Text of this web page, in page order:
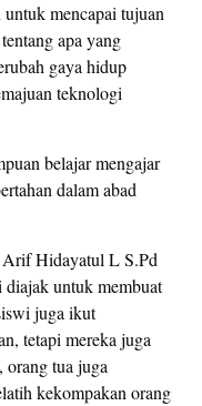
mencapai tujuan
apa yang
gaya hidup
teknologi
belajar mengajar
dalam abad
Arif Hidayatul L S.Pd
diajak untuk membuat
juga ikut
tetapi mereka juga
orang tua juga
kekompakan orang